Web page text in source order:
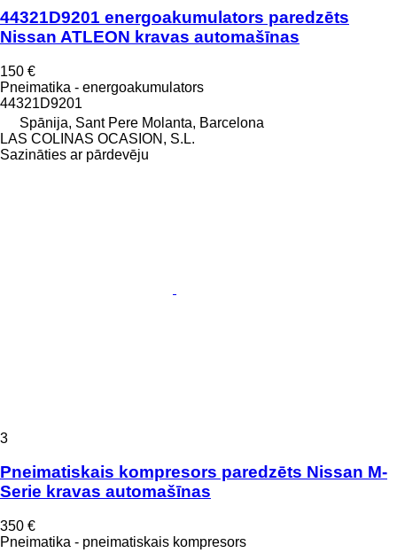
44321D9201 energoakumulators paredzēts
Nissan ATLEON kravas automašīnas
150 €
Pneimatika - energoakumulators
44321D9201
Spānija, Sant Pere Molanta, Barcelona
LAS COLINAS OCASION, S.L.
Sazināties ar pārdevēju
3
Pneimatiskais kompresors paredzēts Nissan M-
Serie kravas automašīnas
350 €
Pneimatika - pneimatiskais kompresors